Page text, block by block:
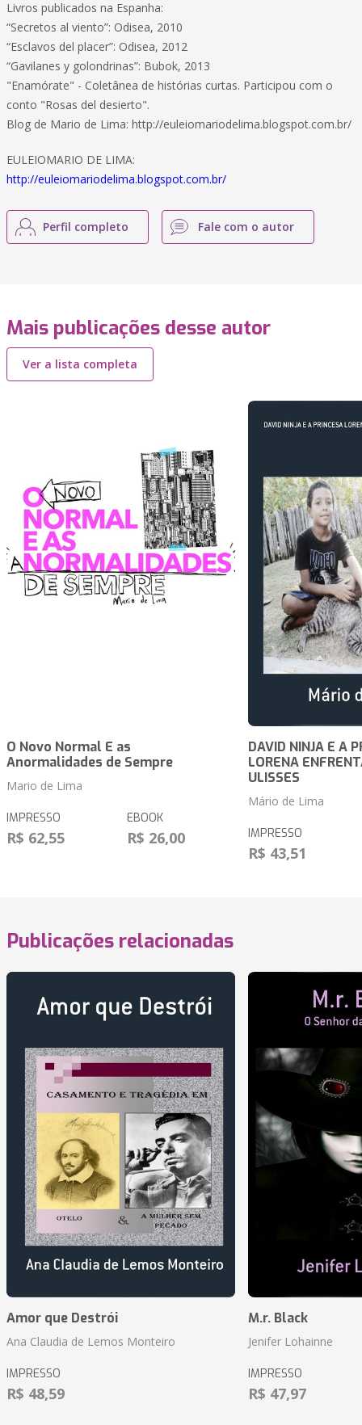
Livros publicados na Espanha:
“Secretos al viento”: Odisea, 2010
“Esclavos del placer”: Odisea, 2012
“Gavilanes y golondrinas”: Bubok, 2013
"Enamórate" - Coletânea de histórias curtas. Participou com o
conto "Rosas del desierto".
Blog de Mario de Lima: http://euleiomariodelima.blogspot.com.br/
EULEIOMARIO DE LIMA:
http://euleiomariodelima.blogspot.com.br/
Perfil completo Fale com o autor
Mais publicações desse autor
Ver a lista completa
O Novo Normal E as
Anormalidades de Sempre
Mario de Lima
IMPRESSO
R$ 62,55
EBOOK
R$ 26,00
DAVID NINJA E A
LORENA
ULISSES
Mário de Lima
IMPRESSO
R$ 43,51
Publicações relacionadas
Amor que Destrói
Ana Claudia de Lemos Monteiro
IMPRESSO
R$ 48,59
M.r. Black
Jenifer Lohainne
IMPRESSO
R$ 47,97